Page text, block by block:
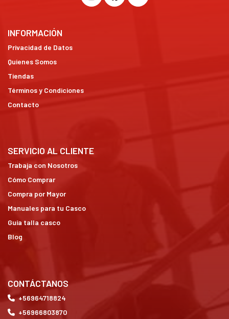
INFORMACIÓN
Privacidad de Datos
Quienes Somos
Tiendas
Términos y Condiciones
Contacto
SERVICIO AL CLIENTE
Trabaja con Nosotros
Cómo Comprar
Compra por Mayor
Manuales para tu Casco
Guía talla casco
Blog
CONTÁCTANOS
+56964718824
+56966803870